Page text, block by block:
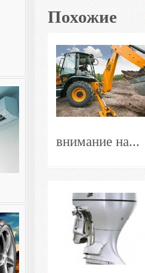
Похожие
внимание на...